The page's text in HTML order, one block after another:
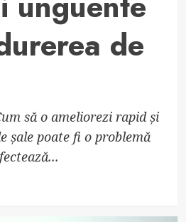
de
să o ameliorezi rapid și
șale poate fi o problemă